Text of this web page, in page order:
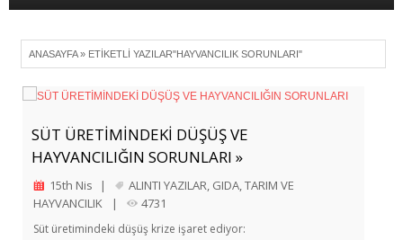
ANASAYFA» ETIKETLI YAZILAR"HAYVANCILIK SORUNLARI"
SÜT ÜRETİMİNDEKİ DÜŞÜŞ VE
HAYVANCILIĞIN SORUNLARI »
15th Nis | ALINTI YAZILAR GIDA TARIM VE
HAYVANCILIK
| 4731
Süt üretimindeki düşüş krize işaret ediyor: